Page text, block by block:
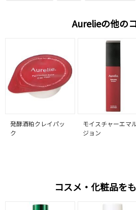
Aurelieの他の
発酵酒粕クレイパッ
ク
モイスチャーエマ
ジョン
コスメ・化粧品を